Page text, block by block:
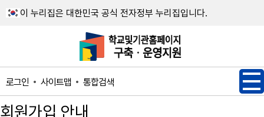
이 누리집은 대한민국 공식 전자정부 누리집입니다.
로그인 사이트맵 통합검색
회원가입 안내